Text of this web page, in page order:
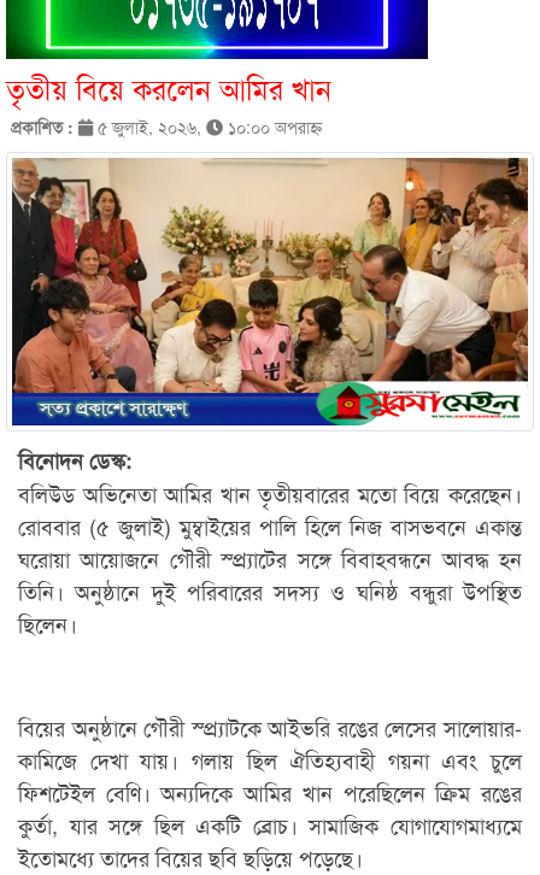
তৃতীয় বিয়ে করলেন আমির খান
প্রকাশিত : ৫ জুলাই, ২০২৬, ১০:০০ অপরাহ্ণ
বিনোদন ডেস্ক:
বলিউড অভিনেতা আমির খান তৃতীয়বারের মতো বিয়ে করেছেন।
রোববার (৫ জুলাই) মুম্বাইয়ের পালি হিলে নিজ বাসভবনে একান্ত
ঘরোয়া আয়োজনে গৌরী স্প্র্যাটের সঙ্গে বিবাহবন্ধনে আবদ্ধ হন
তিনি। অনুষ্ঠানে দুই পরিবারের সদস্য ও ঘনিষ্ঠ বন্ধুরা উপস্থিত
ছিলেন।
বিয়ের অনুষ্ঠানে গৌরী স্প্র্যাটকে আইভরি রঙের লেসের সালোয়ার-
কামিজে দেখা যায়। গলায় ছিল ঐতিহ্যবাহী গয়না এবং চুলে
ফিশটেইল বেণি। অন্যদিকে আমির খান পরেছিলেন ক্রিম রঙের
কুর্তা, যার সঙ্গে ছিল একটি ব্রোচ। সামাজিক যোগাযোগমাধ্যমে
ইতোমধ্যে তাদের বিয়ের ছবি ছড়িয়ে পড়েছে।